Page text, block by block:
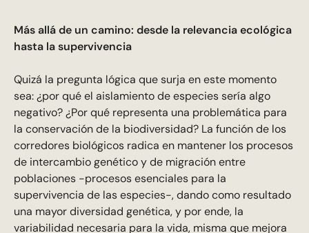
Más allá de un camino: desde la relevancia ecológica
hasta la supervivencia
Quizá la pregunta lógica que surja en este momento
sea: ¿por qué el aislamiento de especies sería algo
negativo? ¿Por qué representa una problemática para
la conservación de la biodiversidad? La función de los
corredores biológicos radica en mantener los procesos
de intercambio genético y de migración entre
poblaciones -procesos esenciales para la
supervivencia de las especies-, dando como resultado
una mayor diversidad genética, y por ende, la
variabilidad necesaria para la vida, misma que mejora